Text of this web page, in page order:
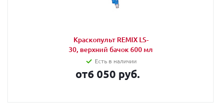
Краскопульт REMIX LS-
30, верхний бачок 600 мл
Есть в наличии
от6 050 руб.